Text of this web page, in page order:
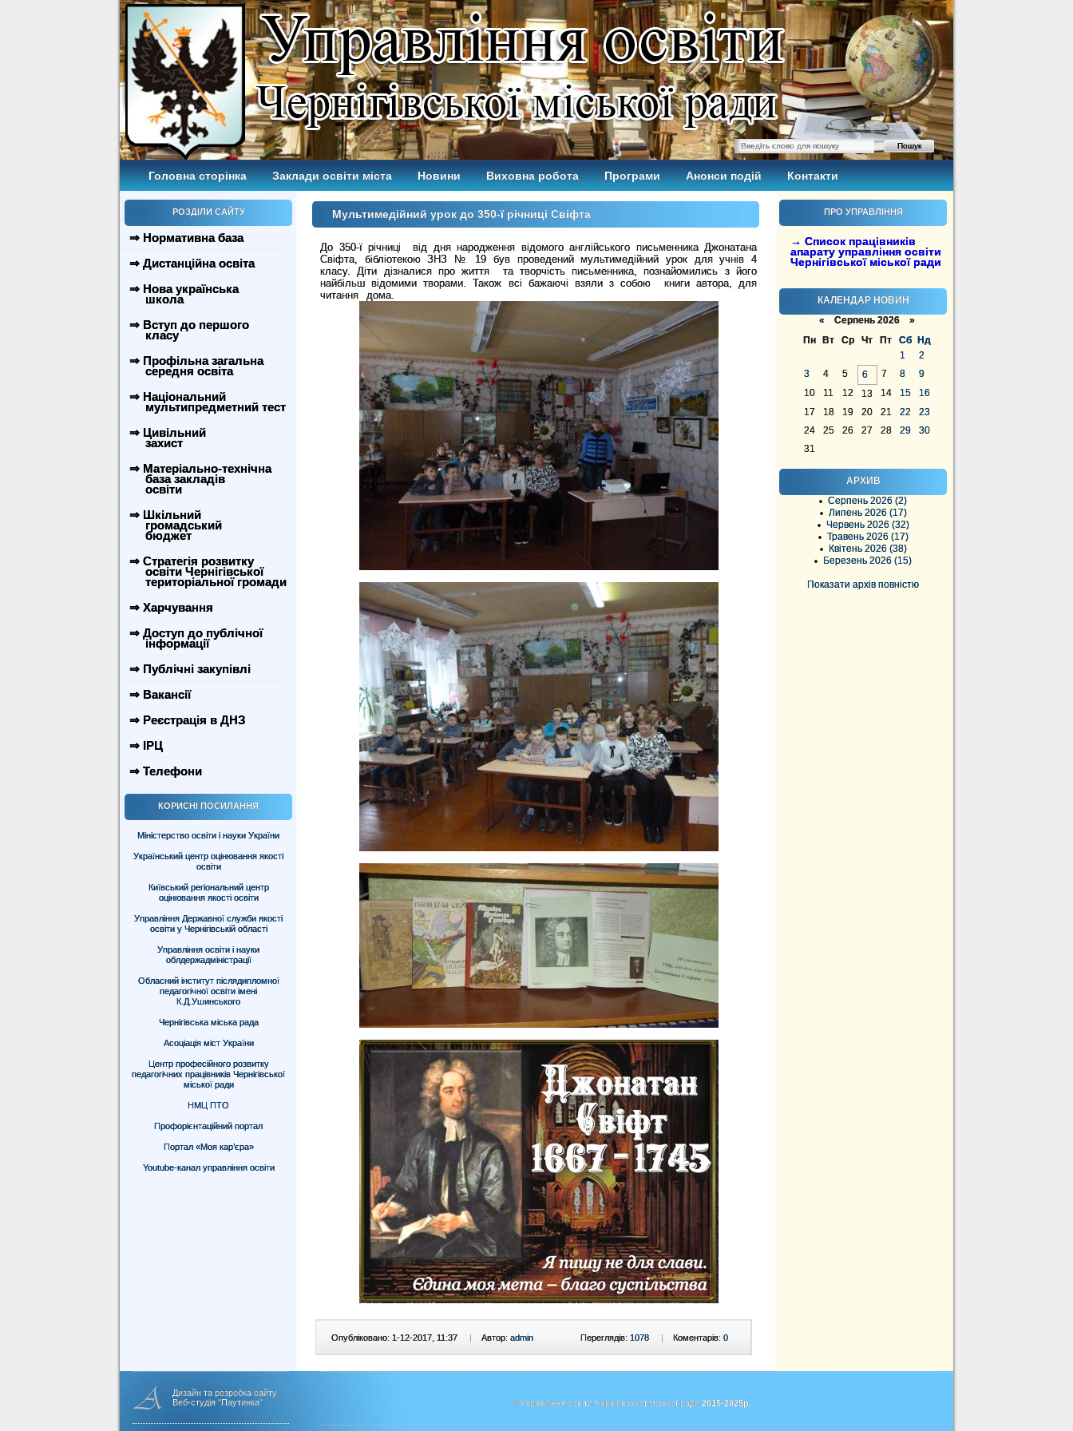
Головна сторінка Заклади освіти міста Новини Виховна робота Програми Анонси подій Контакти
РОЗДІЛИ САЙТУ
⇒ Нормативна база
⇒ Дистанційна освіта
⇒ Нова українська
школа
⇒ Вступ до першого
класу
⇒ Профільна загальна
середня освіта
⇒ Національний
мультипредметний тест
⇒ Цивільний
захист
⇒ Матеріально-технічна
база закладів
освіти
⇒ Шкільний
громадський
бюджет
⇒ Стратегія розвитку
освіти Чернігівської
територіальної громади
⇒ Харчування
⇒ Доступ до публічної
інформації
⇒ Публічні закупівлі
⇒ Вакансії
⇒ Реєстрація в ДНЗ
⇒ ІРЦ
⇒ Телефони
КОРИСНІ ПОСИЛАННЯ
Міністерство освіти і науки України
Український центр оцінювання якості
освіти
Київський регіональний центр
оцінювання якості освіти
Управління Державної служби якості
освіти у Чернігівській області
Управління освіти і науки
облдержадміністрації
Обласний інститут післядипломної
педагогічної освіти імені
К.Д.Ушинського
Чернігівська міська рада
Асоціація міст України
Центр професійного розвитку
педагогічних працівників Чернігівської
міської ради
НМЦ ПТО
Профорієнтаційний портал
Портал «Моя кар’єра»
Youtube-канал управління освіти
ПРО УПРАВЛІННЯ
→ Список працівників
апарату управління освіти
Чернігівської міської ради
КАЛЕНДАР НОВИН
« Серпень 2026 »
Пн
Вт Ср Чт Пт Сб
Нд
1
2
3
4 5 6 7 8
9
10
11 12 13 14 15
16
17
18 19 20 21 22
23
24
25 26 27 28 29
30
31
АРХИВ
Серпень 2026 (2)
Липень 2026 (17)
Червень 2026 (32)
Травень 2026 (17)
Квітень 2026 (38)
Березень 2026 (15)
Показати архів повністю
Мультимедійний урок до 350-ї річниці Свіфта
До 350-ї річниці від дня народження відомого англійського письменника Джонатана
Свіфта, бібліотекою ЗНЗ № 19 був проведений мультимедійний урок для учнів 4
класу. Діти дізналися про життя та творчість письменника, познайомились з його
найбільш відомими творами. Також всі бажаючі взяли з собою книги автора, для
читання дома.
Опубліковано: 1-12-2017, 11:37 | Автор: admin Коментарів: 0
Переглядів: 1078 |
Дизайн та розробка сайту
Веб-студія "Паутинка"
© Управління освіти Чернігівської міської ради 2015-2025р.